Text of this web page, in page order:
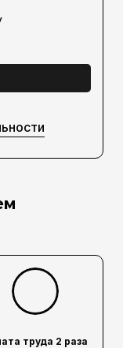
труда 2 раза